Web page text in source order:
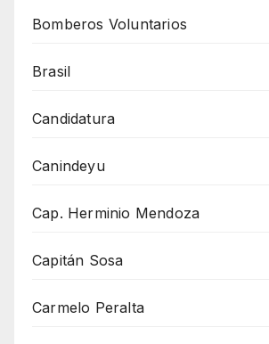
Bomberos Voluntarios
Brasil
Candidatura
Canindeyu
Cap. Herminio Mendoza
Capitán Sosa
Carmelo Peralta